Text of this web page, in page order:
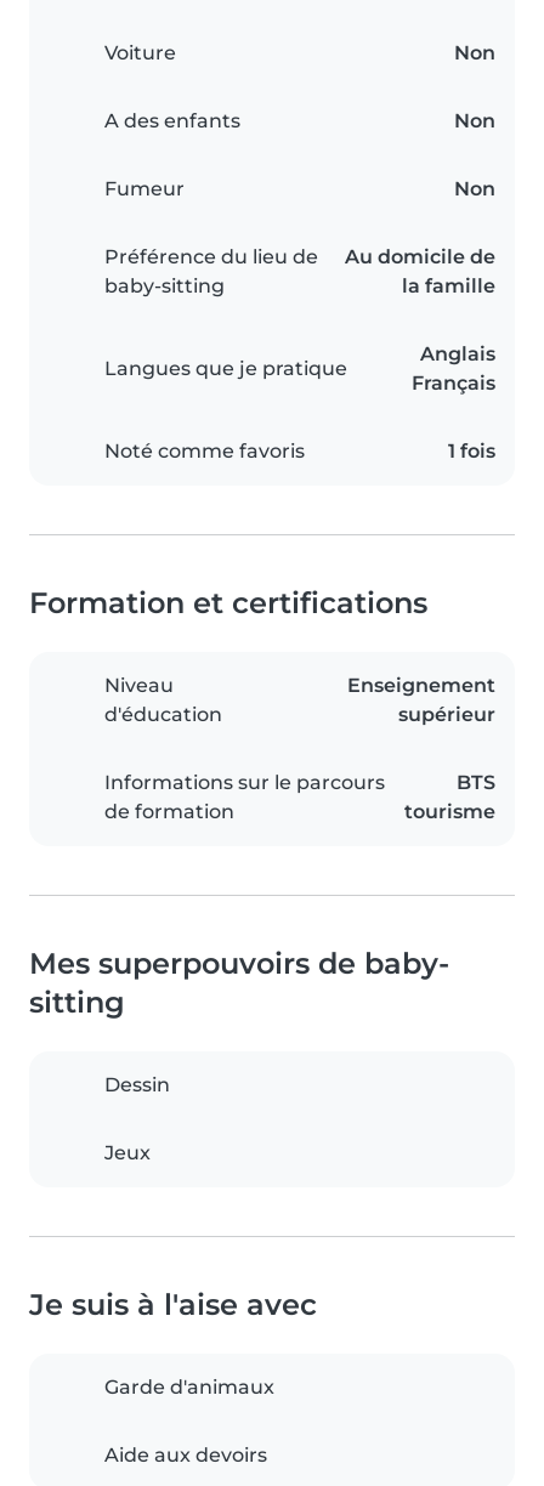
Voiture Non
A des enfants Non
Fumeur Non
Préférence du lieu de
baby-sitting
Au domicile de
la famille
Langues que je pratique
Anglais
Français
Noté comme favoris 1 fois
Formation et certifications
Niveau
d'éducation
Enseignement
supérieur
Informations sur le parcours
de formation
BTS
tourisme
Mes superpouvoirs de baby-
sitting
Dessin
Jeux
Je suis à l'aise avec
Garde d'animaux
Aide aux devoirs